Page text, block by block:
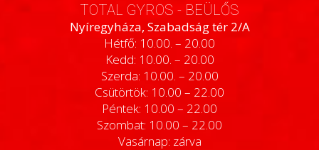
TOTAL GYROS - BEÜLŐS
Nyíregyháza, Szabadság tér 2/A
Hétfő: 10.00. – 20.00
Kedd: 10.00. – 20.00
Szerda: 10.00. – 20.00
Csütörtök: 10.00 – 22.00
Péntek: 10.00 – 22.00
Szombat: 10.00 – 22.00
Vasárnap: zárva